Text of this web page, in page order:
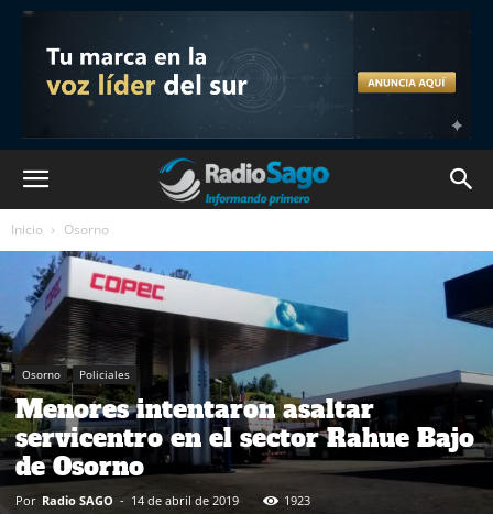
Inicio Osorno
Osorno Policiales
Menores intentaron asaltar
servicentro en el sector Rahue Bajo
de Osorno
Por Radio SAGO - 14 de abril de 2019 1923